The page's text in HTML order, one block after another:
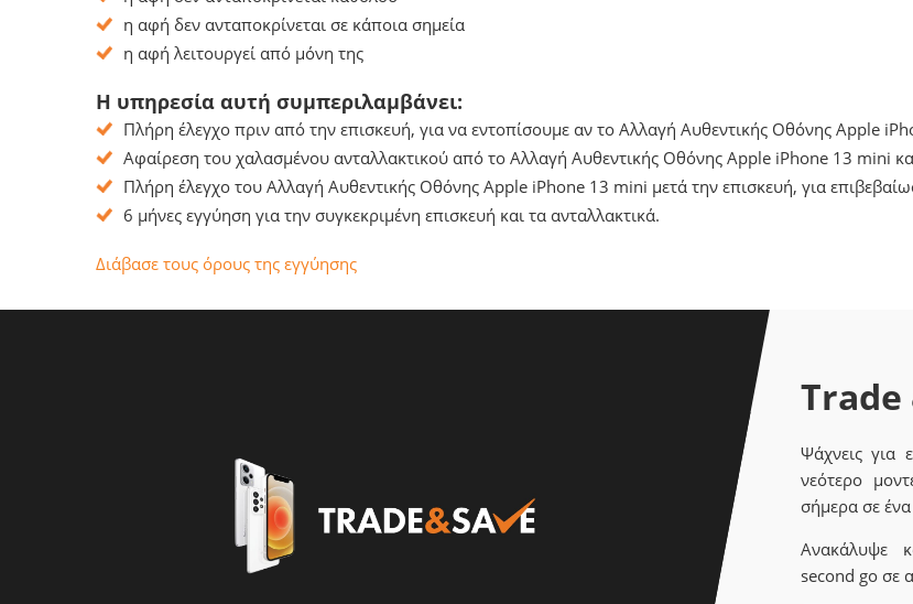
η αφή δεν ανταποκρίνεται σε κάποια σημεία
η αφή λειτουργεί από μόνη της
Η υπηρεσία αυτή συμπεριλαμβάνει:
Πλήρη έλεγχο πριν από την επισκευή, για να εντοπίσουμε αν το Αλλαγή Αυθεντικής Οθόνης Apple
Αφαίρεση του χαλασμένου ανταλλακτικού από το Αλλαγή Αυθεντικής Οθόνης Apple iPhone 13 mini
Πλήρη έλεγχο του Αλλαγή Αυθεντικής Οθόνης Apple iPhone 13 mini μετά την επισκευή, για
6 μήνες εγγύηση για την συγκεκριμένη επισκευή και τα ανταλλακτικά.
Διάβασε τους όρους της εγγύησης
Trade
Ψάχνεις
νεότερο
σήμερα σε
Ανακάλυψε
second go σε